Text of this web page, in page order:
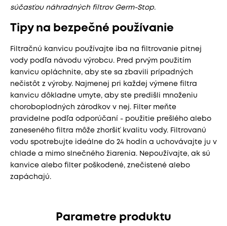
súčasťou náhradných filtrov Germ-Stop.
Tipy na bezpečné používanie
Filtračnú kanvicu používajte iba na filtrovanie pitnej
vody podľa návodu výrobcu. Pred prvým použitím
kanvicu opláchnite, aby ste sa zbavili prípadných
nečistôt z výroby. Najmenej pri každej výmene filtra
kanvicu dôkladne umyte, aby ste predišli množeniu
choroboplodných zárodkov v nej. Filter meňte
pravidelne podľa odporúčaní - použitie prešlého alebo
zaneseného filtra môže zhoršiť kvalitu vody. Filtrovanú
vodu spotrebujte ideálne do 24 hodín a uchovávajte ju v
chlade a mimo slnečného žiarenia. Nepoužívajte, ak sú
kanvice alebo filter poškodené, znečistené alebo
zapáchajú.
Parametre produktu